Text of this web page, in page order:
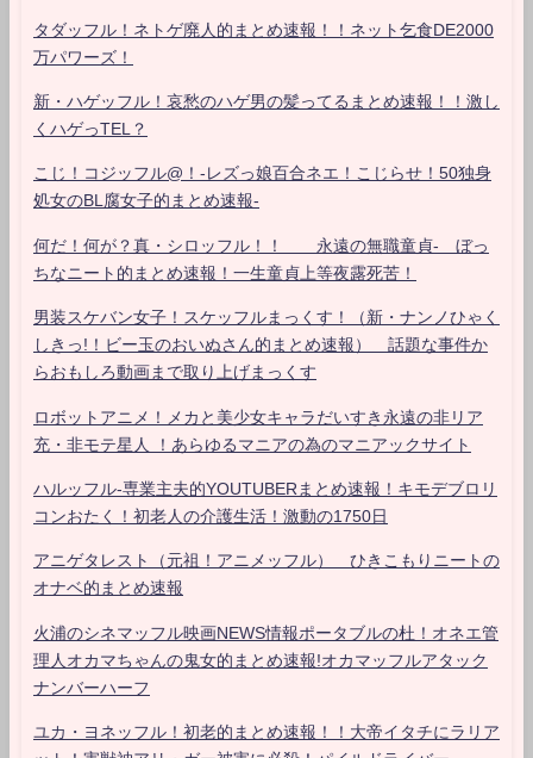
タダッフル！ネトゲ廃人的まとめ速報！！ネット乞食DE2000
万パワーズ！
新・ハゲッフル！哀愁のハゲ男の髪ってるまとめ速報！！激し
くハゲっTEL？
こじ！コジッフル@！-レズっ娘百合ネエ！こじらせ！50独身
処女のBL腐女子的まとめ速報-
何だ！何が？真・シロッフル！！ 永遠の無職童貞- ぼっ
ちなニート的まとめ速報！一生童貞上等夜露死苦！
男装スケバン女子！スケッフルまっくす！（新・ナンノひゃく
しきっ!！ビー玉のおいぬさん的まとめ速報） 話題な事件か
らおもしろ動画まで取り上げまっくす
ロボットアニメ！メカと美少女キャラだいすき永遠の非リア
充・非モテ星人 ！あらゆるマニアの為のマニアックサイト
ハルッフル-専業主夫的YOUTUBERまとめ速報！キモデブロリ
コンおたく！初老人の介護生活！激動の1750日
アニゲタレスト（元祖！アニメッフル） ひきこもりニートの
オナベ的まとめ速報
火浦のシネマッフル映画NEWS情報ポータブルの杜！オネエ管
理人オカマちゃんの鬼女的まとめ速報!オカマッフルアタック
ナンバーハーフ
ユカ・ヨネッフル！初老的まとめ速報！！大帝イタチにラリア